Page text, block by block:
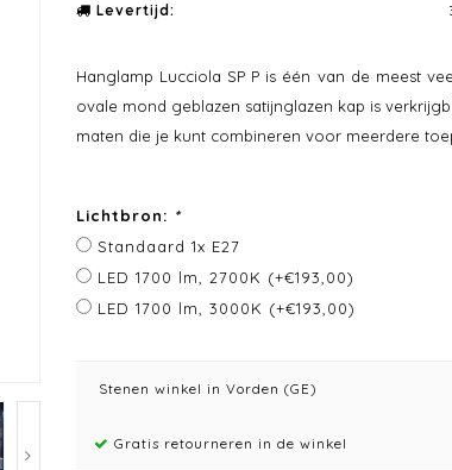
Levertijd:
Hanglamp Lucciola SP P is één van de meest
ovale mond geblazen satijnglazen kap is
maten die je kunt combineren voor meerdere
Lichtbron: *
Standaard 1x E27
LED 1700 lm, 2700K (+€193,00)
LED 1700 lm, 3000K (+€193,00)
Stenen winkel in Vorden (GE)
Gratis retourneren in de winkel